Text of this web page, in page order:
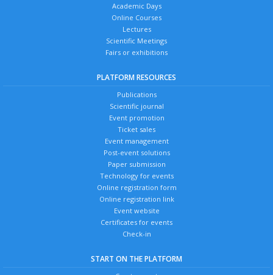
Academic Days
Online Courses
Lectures
Scientific Meetings
Fairs or exhibitions
PLATFORM RESOURCES
Publications
Scientific journal
Event promotion
Ticket sales
Event management
Post-event solutions
Paper submission
Technology for events
Online registration form
Online registration link
Event website
Certificates for events
Check-in
START ON THE PLATFORM